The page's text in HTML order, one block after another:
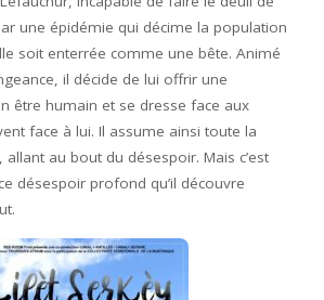
une épidémie qui décime la population
soit enterrée comme une bête. Animé
il décide de lui offrir une
être humain et se dresse face aux
face à lui. Il assume ainsi toute la
au bout du désespoir. Mais c’est
désespoir profond qu’il découvre